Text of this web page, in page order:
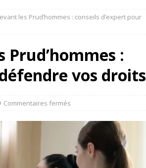
les Prud’hommes : conseils d’expert pour
Prud’hommes :
vos droits
Commentaires fermés